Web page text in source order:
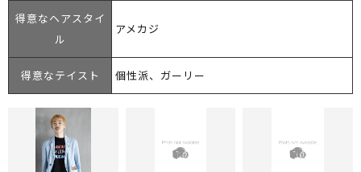
得意なヘアスタイ
ル
アメカジ
得意なテイスト 個性派、ガーリー